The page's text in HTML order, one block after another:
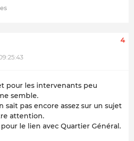
4
pour les intervenants peu
semble.
sait pas encore assez sur un sujet
attention.
le lien avec Quartier Général.